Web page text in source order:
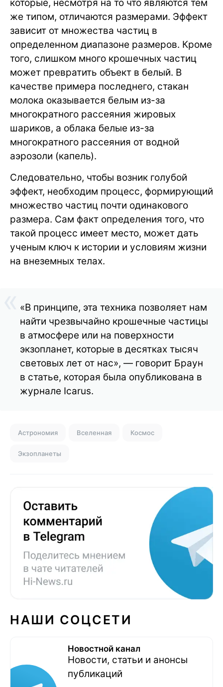
которые, несмотря на то что являются тем
же типом, отличаются размерами. Эффект
зависит от множества частиц в
определенном диапазоне размеров. Кроме
того, слишком много крошечных частиц
может превратить объект в белый. В
качестве примера последнего, стакан
молока оказывается белым из-за
многократного рассеяния жировых
шариков, а облака белые из-за
многократного рассеяния от водной
аэрозоли (капель).
Следовательно, чтобы возник голубой
эффект, необходим процесс, формирующий
множество частиц почти одинакового
размера. Сам факт определения того, что
такой процесс имеет место, может дать
ученым ключ к истории и условиям жизни
на внеземных телах.
«В принципе, эта техника позволяет нам
найти чрезвычайно крошечные частицы
в атмосфере или на поверхности
экзопланет, которые в десятках тысяч
световых лет от нас», — говорит Браун
в статье, которая была опубликована в
журнале Icarus.
Астрономия Вселенная Космос
Экзопланеты
НАШИ СОЦСЕТИ
Новостной канал
Новости, статьи и анонсы
публикаций